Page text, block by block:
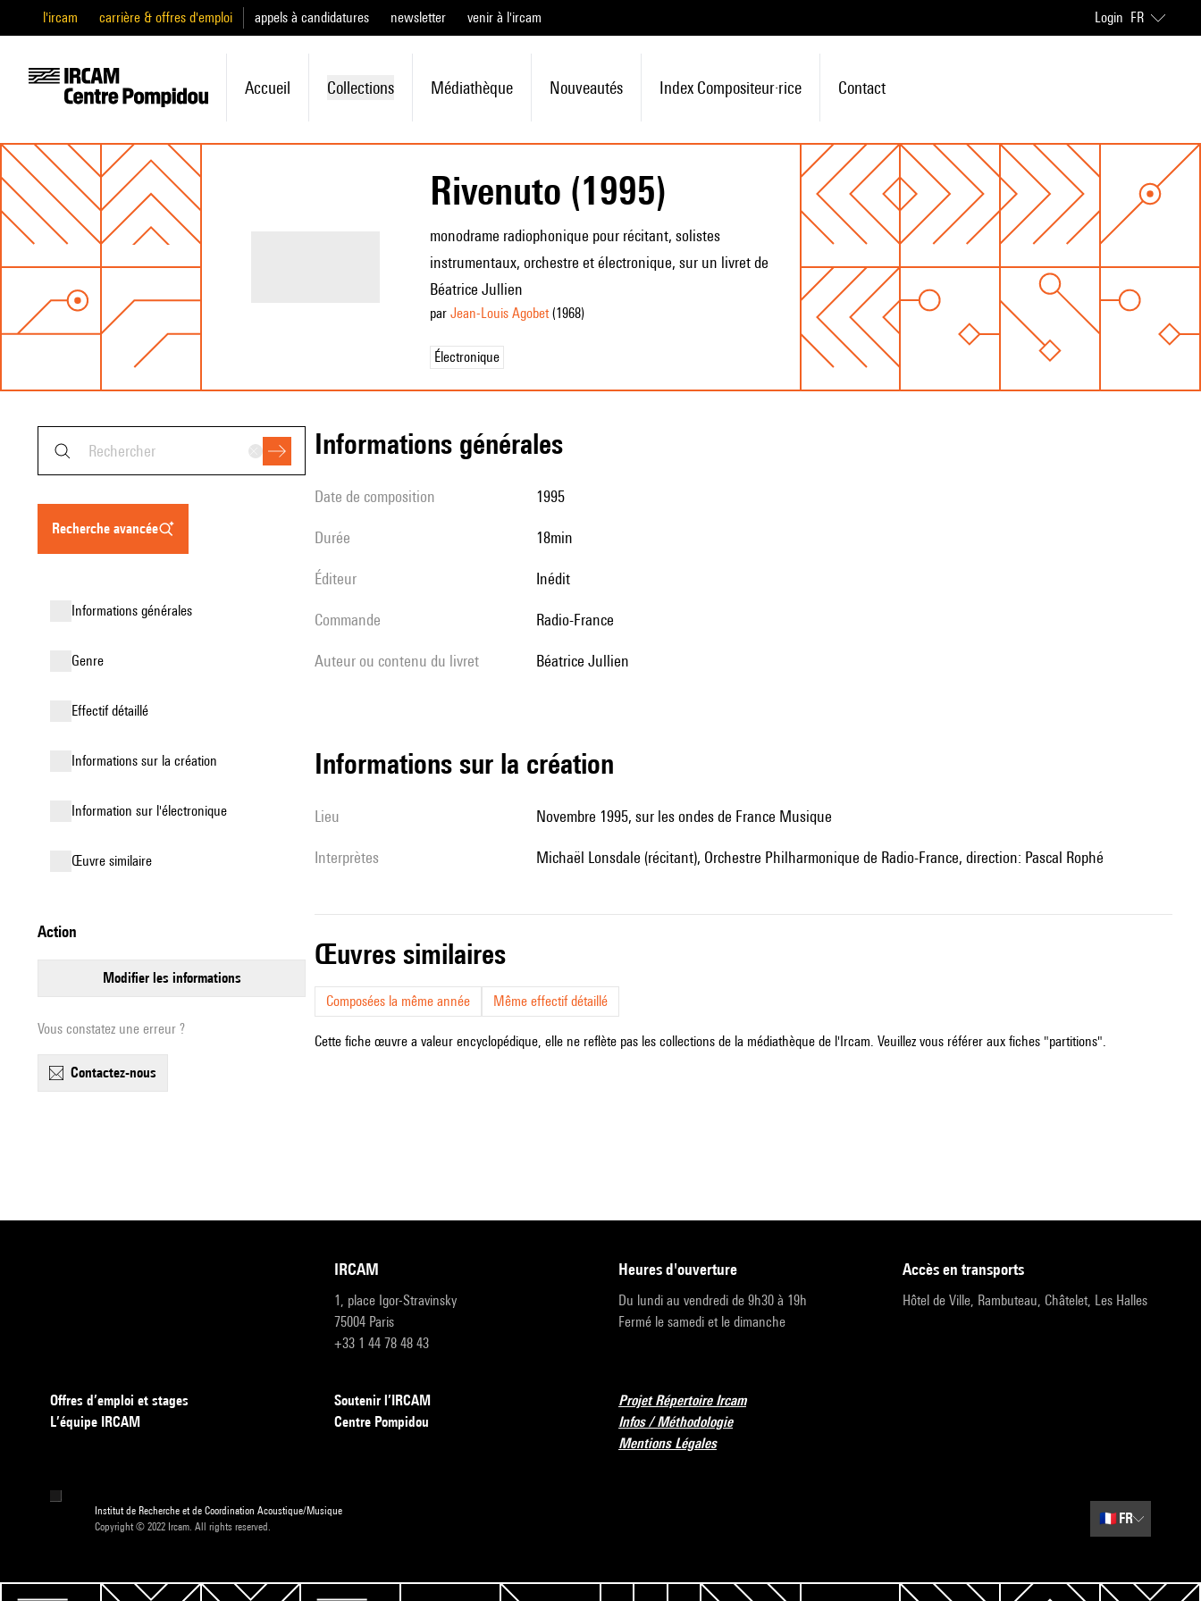
l'ircam carrière & offres d'emploi appels à candidatures newsletter venir à l'ircam Login FR
Accueil Collections Médiathèque Nouveautés Index Compositeur·rice Contact
Rivenuto (1995)
monodrame radiophonique pour récitant, solistes
instrumentaux, orchestre et électronique, sur un livret de
Béatrice Jullien
par Jean-Louis Agobet(1968)
Électronique
recherche avancée
informations générales
genre
effectif détaillé
informations sur la création
Information sur l'électronique
œuvre similaire
action
modifier les informations
Vous constatez une erreur ?
contactez-nous
informations générales
date de composition 1995
durée 18min
éditeur Inédit
Commande Radio-France
Auteur ou contenu du livret Béatrice Jullien
informations sur la création
lieu Novembre 1995, sur les ondes de France Musique
interprètes Michaël Lonsdale (récitant), Orchestre Philharmonique de Radio-France, direction: Pascal Rophé
œuvres similaires
Composées la même année Même effectif détaillé
Cette fiche œuvre a valeur encyclopédique, elle ne reflète pas les collections de la médiathèque de l'Ircam. Veuillez vous référer aux fiches "partitions".
IRCAM
1, place Igor-Stravinsky
75004 Paris
+33 1 44 78 48 43
heures d'ouverture
Du lundi au vendredi de 9h30 à 19h
Fermé le samedi et le dimanche
accès en transports
Hôtel de Ville, Rambuteau, Châtelet, Les Halles
Offres d’emploi et stages
L’équipe IRCAM
Soutenir l’IRCAM
Centre Pompidou
Projet Répertoire Ircam
Infos / Méthodologie
Mentions Légales
Institut de Recherche et de Coordination Acoustique/Musique
Copyright © 2022 Ircam. All rights reserved.
🇫🇷 FR